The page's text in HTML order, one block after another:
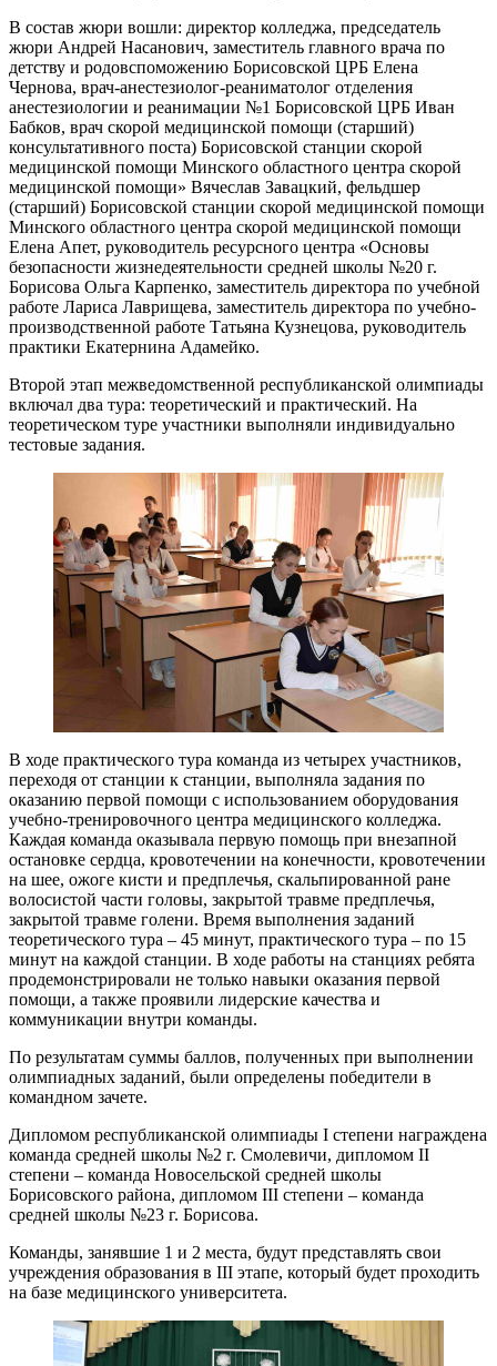
В состав жюри вошли: директор колледжа, председатель
жюри Андрей Насанович, заместитель главного врача по
детству и родовспоможению Борисовской ЦРБ Елена
Чернова, врач-анестезиолог-реаниматолог отделения
анестезиологии и реанимации №1 Борисовской ЦРБ Иван
Бабков, врач скорой медицинской помощи (старший)
консультативного поста) Борисовской станции скорой
медицинской помощи Минского областного центра скорой
медицинской помощи» Вячеслав Завацкий, фельдшер
(старший) Борисовской станции скорой медицинской помощи
Минского областного центра скорой медицинской помощи
Елена Апет, руководитель ресурсного центра «Основы
безопасности жизнедеятельности средней школы №20 г.
Борисова Ольга Карпенко, заместитель директора по учебной
работе Лариса Лаврищева, заместитель директора по учебно-
производственной работе Татьяна Кузнецова, руководитель
практики Екатернина Адамейко.
Второй этап межведомственной республиканской олимпиады
включал два тура: теоретический и практический. На
теоретическом туре участники выполняли индивидуально
тестовые задания.
В ходе практического тура команда из четырех участников,
переходя от станции к станции, выполняла задания по
оказанию первой помощи с использованием оборудования
учебно-тренировочного центра медицинского колледжа.
Каждая команда оказывала первую помощь при внезапной
остановке сердца, кровотечении на конечности, кровотечении
на шее, ожоге кисти и предплечья, скальпированной ране
волосистой части головы, закрытой травме предплечья,
закрытой травме голени. Время выполнения заданий
теоретического тура – 45 минут, практического тура – по 15
минут на каждой станции. В ходе работы на станциях ребята
продемонстрировали не только навыки оказания первой
помощи, а также проявили лидерские качества и
коммуникации внутри команды.
По результатам суммы баллов, полученных при выполнении
олимпиадных заданий, были определены победители в
командном зачете.
Дипломом республиканской олимпиады I степени награждена
команда средней школы №2 г. Смолевичи, дипломом II
степени – команда Новосельской средней школы
Борисовского района, дипломом III степени – команда
средней школы №23 г. Борисова.
Команды, занявшие 1 и 2 места, будут представлять свои
учреждения образования в III этапе, который будет проходить
на базе медицинского университета.